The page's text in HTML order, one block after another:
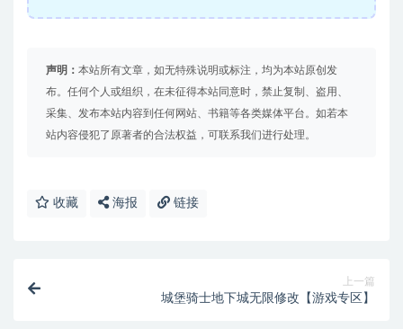
声明： 本站所有文章，如无特殊说明或标注，均为本站原创发
布。任何个人或组织，在未征得本站同意时，禁止复制、盗用、
采集、发布本站内容到任何网站、书籍等各类媒体平台。如若本
站内容侵犯了原著者的合法权益，可联系我们进行处理。
收藏 海报 链接
上一篇
城堡骑士地下城无限修改【游戏专区】